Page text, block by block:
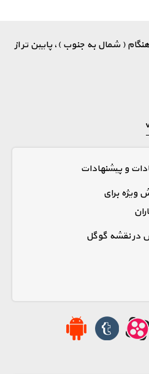
( شمال به جنوب )، پایین تر از
و پیشنهادات
ویژه برای
در نقشه گوگل